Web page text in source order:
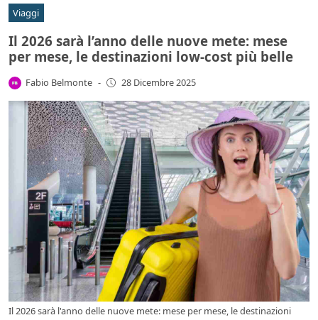
Viaggi
Il 2026 sarà l’anno delle nuove mete: mese
per mese, le destinazioni low-cost più belle
Fabio Belmonte - 28 Dicembre 2025
Il 2026 sarà l'anno delle nuove mete: mese per mese, le destinazioni